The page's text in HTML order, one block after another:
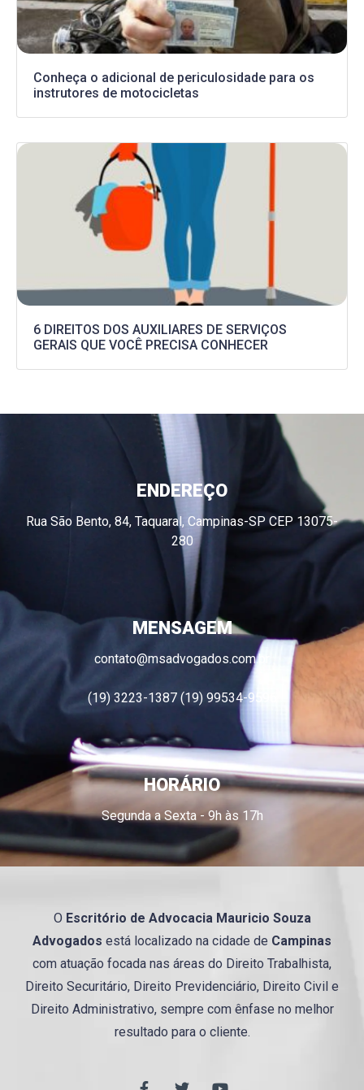
Conheça o adicional de periculosidade para os
instrutores de motocicletas
6 DIREITOS DOS AUXILIARES DE SERVIÇOS
GERAIS QUE VOCÊ PRECISA CONHECER
ENDEREÇO
Rua São Bento, 84, Taquaral, Campinas-SP CEP 13075-
280
MENSAGEM
contato@msadvogados.com.br
(19) 3223-1387 (19) 99534-9596
HORÁRIO
Segunda a Sexta - 9h às 17h
O Escritório de Advocacia Mauricio Souza
Advogados está localizado na cidade de Campinas
com atuação focada nas áreas do Direito Trabalhista,
Direito Securitário, Direito Previdenciário, Direito Civil e
Direito Administrativo, sempre com ênfase no melhor
resultado para o cliente.